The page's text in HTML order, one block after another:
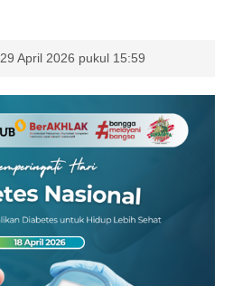
29 April 2026 pukul 15:59